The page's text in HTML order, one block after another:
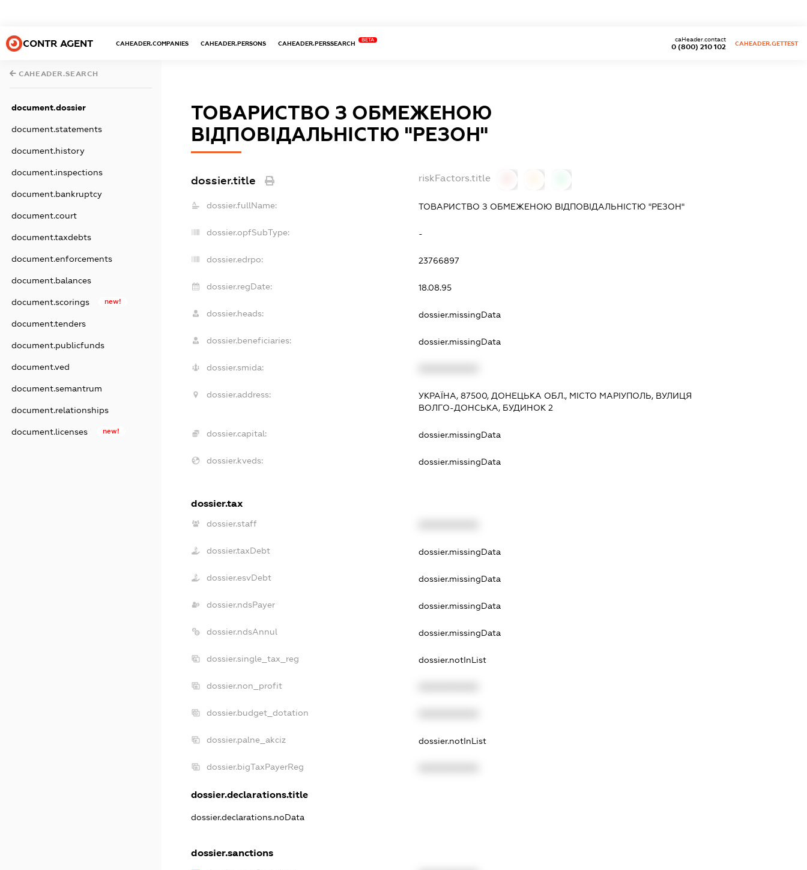
CONTR AGENT CAHEADER.COMPANIES CAHEADER.PERSONS CAHEADER.PERSSEARCH
BETA
0 (800) 210 102
caHeader.contact
CAHEADER.GETTEST
CAHEADER.SEARCH
document.dossier
document.statements
document.history
document.inspections
document.bankruptcy
document.court
document.taxdebts
document.enforcements
document.balances
document.scorings new!
document.tenders
document.publicfunds
document.ved
document.semantrum
document.relationships
document.licenses new!
ТОВАРИСТВО З ОБМЕЖЕНОЮ
ВІДПОВІДАЛЬНІСТЮ "РЕЗОН"
dossier.title riskFactors.title
dossier.fullName: ТОВАРИСТВО З ОБМЕЖЕНОЮ ВІДПОВІДАЛЬНІСТЮ "РЕЗОН"
dossier.opfSubType: -
dossier.edrpo: 23766897
dossier.regDate: 18.08.95
dossier.heads: dossier.missingData
dossier.beneficiaries: dossier.missingData
dossier.smida:
dossier.address:
УКРАЇНА, 87500, ДОНЕЦЬКА ОБЛ., МІСТО МАРІУПОЛЬ, ВУЛИЦЯ
ВОЛГО-ДОНСЬКА, БУДИНОК 2
dossier.capital: dossier.missingData
dossier.kveds: dossier.missingData
dossier.tax
dossier.staff
dossier.taxDebt dossier.missingData
dossier.esvDebt dossier.missingData
dossier.ndsPayer dossier.missingData
dossier.ndsAnnul dossier.missingData
dossier.single_tax_reg dossier.notInList
dossier.non_profit
dossier.budget_dotation
dossier.palne_akciz dossier.notInList
dossier.bigTaxPayerReg
dossier.declarations.title
dossier.declarations.noData
dossier.sanctions